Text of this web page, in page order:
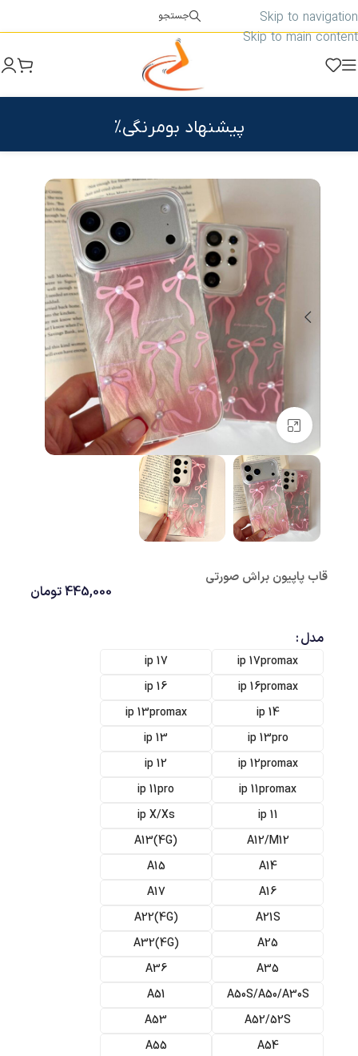
Skip to navigation
Skip to main content
جستجو
پیشنهاد بومرنگی%
بزرگنمایی تصویر
قاب پاپیون براش صورتی
445,000تومان
مدل
ip 17promax
ip 17
ip 16promax
ip 16
ip 14
ip 13promax
ip 13pro
ip 13
ip 12promax
ip 12
ip 11promax
ip 11pro
ip 11
ip X/Xs
A12/M12
(A13(4G
A14
A15
A16
A17
A21S
(4G)A22
A25
(A32(4G
A35
A36
A50S/A50/A30S
A51
A52/52S
A53
A54
A55